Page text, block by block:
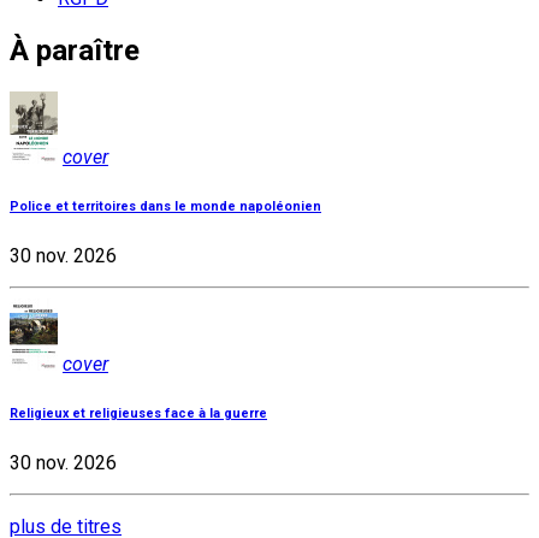
À paraître
cover
Police et territoires dans le monde napoléonien
30 nov. 2026
cover
Religieux et religieuses face à la guerre
30 nov. 2026
plus de titres